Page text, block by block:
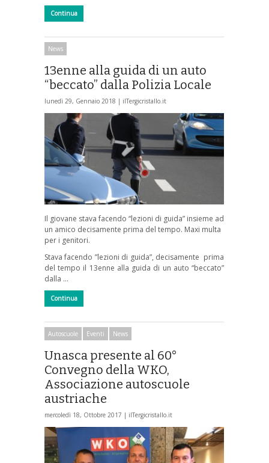
Continua
News
13enne alla guida di un auto
“beccato” dalla Polizia Locale
lunedì 29, Gennaio 2018 | ilTergicristallo.it
Il giovane stava facendo “lezioni di guida” insieme ad
un amico decisamente prima del tempo. Maxi multa
per i genitori.
Stava facendo ”lezioni di guida”, decisamente prima
del tempo il 13enne alla guida di un auto “beccato”
dalla …
Continua
Autoscuole Eventi News
Unasca presente al 60°
Convegno della WKO,
Associazione autoscuole
austriache
mercoledì 18, Ottobre 2017 | ilTergicristallo.it